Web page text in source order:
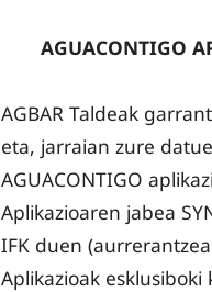
AGUACONTIGO
AGBAR Taldeak
eta, jarraian zure
AGUACONTIGO
Aplikazioaren jabea
IFK duen
Aplikazioak